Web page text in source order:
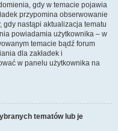
gdy w temacie pojawia
przypomina obserwowanie
gdy nastąpi aktualizacja tematu
powiadamia użytkownika – w
temacie bądź forum
dla zakładek i
w panelu użytkownika na
tematów lub je